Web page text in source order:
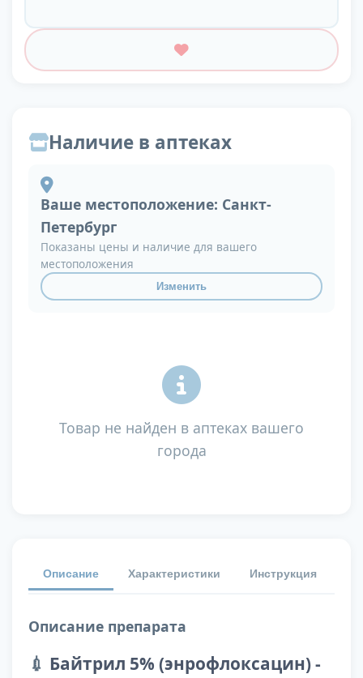
Наличие в аптеках
Ваше местоположение: Санкт-
Петербург
Показаны цены и наличие для вашего
местоположения
Изменить
Товар не найден в аптеках вашего
города
Описание Характеристики Инструкция
Описание препарата
💉 Байтрил 5% (энрофлоксацин) -